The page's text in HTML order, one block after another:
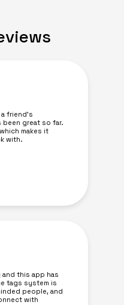
friend's
been great so far.
makes it
with.
this app has
tags system is
people, and
with